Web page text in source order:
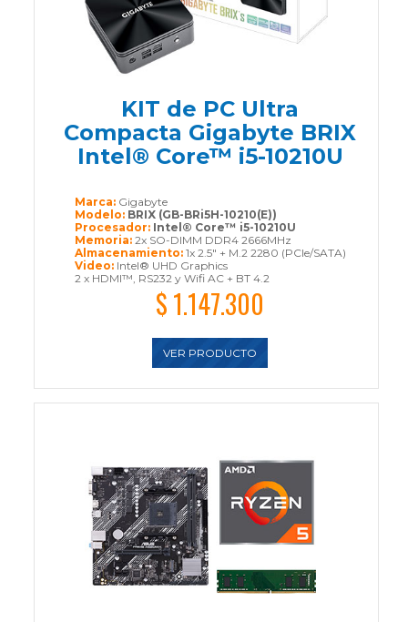
KIT de PC Ultra
Compacta Gigabyte BRIX
Intel® Core™ i5-10210U
$ 1.147.300
VER PRODUCTO
Marca: Gigabyte
Modelo: BRIX (GB-BRi5H-10210(E))
Procesador: Intel® Core™ i5-10210U
Memoria: 2x SO-DIMM DDR4 2666MHz
Almacenamiento: 1x 2.5" + M.2 2280 (PCIe/SATA)
Video: Intel® UHD Graphics
2 x HDMI™, RS232 y Wifi AC + BT 4.2